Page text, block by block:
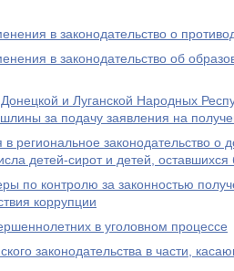
в законодательство о
в законодательство об
и Луганской Народных
за подачу заявления на
региональное законодательство о
детей-сирот и детей,
по контролю за законностью
коррупции
в уголовном процессе
законодательства в части,